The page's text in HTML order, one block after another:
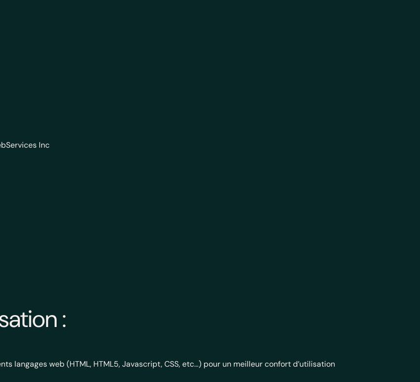
Inc
:
langages web (HTML, HTML5, Javascript, CSS, etc…) pour un meilleur confort d’utilisation